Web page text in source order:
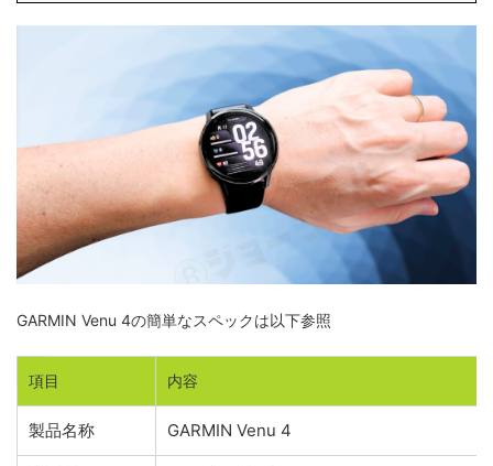
GARMIN Venu 4の簡単なスペックは以下参照
項目 内容
製品名称 GARMIN Venu 4